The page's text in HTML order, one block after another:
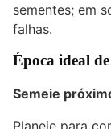
sementes; em
falhas.
Época ideal
Semeie